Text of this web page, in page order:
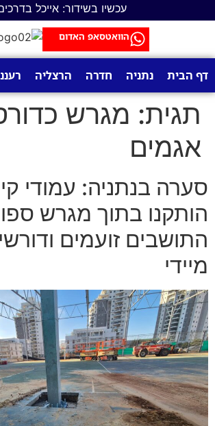
עכשיו בשידור: אייכל
הוואטסאפ האדום
דף הבית נתניה חדרה הרצליה
תגית: מגרש
אגמים
סערה בנתניה: עמודי
הותקנו בתוך מגרש
התושבים זועמים
מיידי